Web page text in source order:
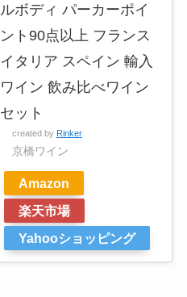
ルボディ パーカーポイ
ント90点以上 フランス
イタリア スペイン 輸入
ワイン 飲み比べワイン
セット
created by Rinker
京橋ワイン
Amazon
楽天市場
Yahooショッピング